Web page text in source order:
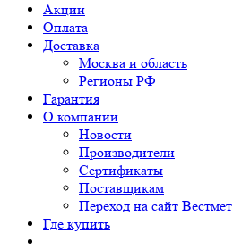
Акции
Оплата
Доставка
Москва и область
Регионы РФ
Гарантия
О компании
Новости
Производители
Сертификаты
Поставщикам
Переход на сайт Вестмет
Где купить